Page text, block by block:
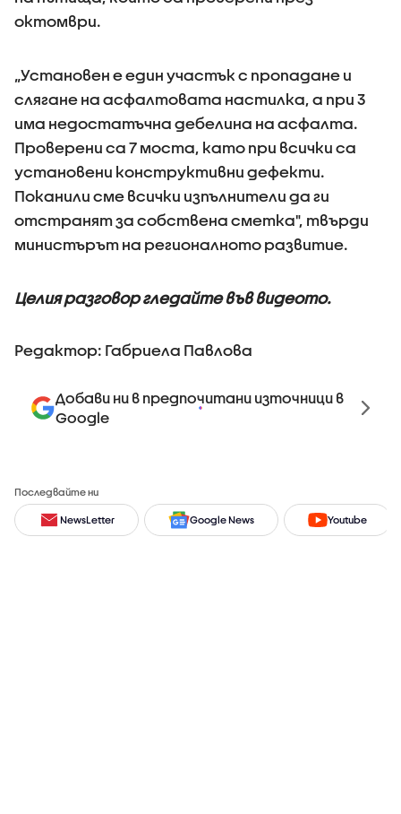
октомври.
„Установен е един участък с пропадане и
слягане на асфалтовата настилка, а при 3
има недостатъчна дебелина на асфалта.
Проверени са 7 моста, като при всички са
установени конструктивни дефекти.
Поканили сме всички изпълнители да ги
отстранят за собствена сметка", твърди
министърът на регионалното развитие.
Целия разговор гледайте във видеото.
Редактор: Габриела Павлова
Добави ни в предпочитани източници в
Google
Последвайте ни
NewsLetter Google News Youtube